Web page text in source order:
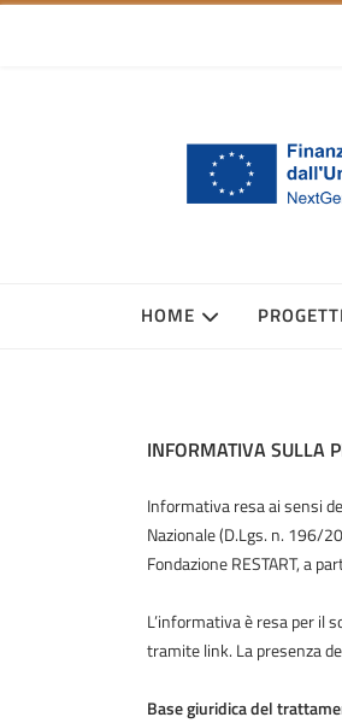
HOME PROGETTI
INFORMATIVA SULLA
Informativa resa ai sensi
Nazionale (D.Lgs. n. 196/
Fondazione RESTART, a
L’informativa è resa per il
tramite link. La presenza
Base giuridica del